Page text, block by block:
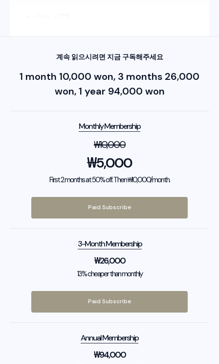
계속 읽으시려면 지금 구독해주세요
1 month 10,000 won, 3 months 26,000
won, 1 year 94,000 won
Monthly Membership
₩10,000
₩5,000
First 2 months at 50% off. Then ₩10,000/month.
Paid Subscribe
3-Month Membership
₩26,000
13% cheaper than monthly
Paid Subscribe
Annual Membership
₩94,000